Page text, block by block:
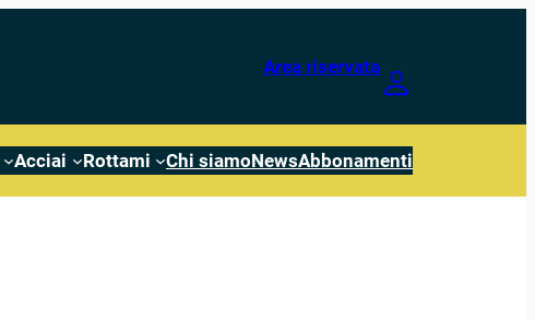
Area riservata
Acciai Rottami Chi siamoNewsAbbonamenti